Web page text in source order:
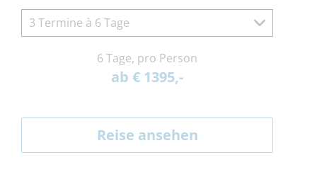
3 Termine à 6 Tage
6 Tage, pro Person
ab € 1395,-
Reise ansehen